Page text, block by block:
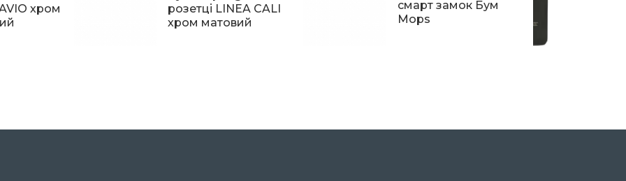
хром
розетці LINEA CALI
хром матовий
смарт замок Бум
Mops